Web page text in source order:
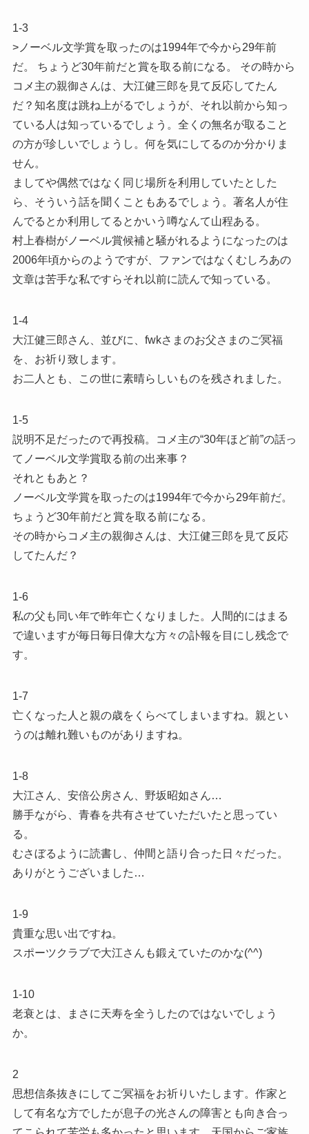
1-3
>ノーベル文学賞を取ったのは1994年で今から29年前
だ。 ちょうど30年前だと賞を取る前になる。 その時から
コメ主の親御さんは、大江健三郎を見て反応してたん
だ？知名度は跳ね上がるでしょうが、それ以前から知っ
ている人は知っているでしょう。全くの無名が取ること
の方が珍しいでしょうし。何を気にしてるのか分かりま
せん。
ましてや偶然ではなく同じ場所を利用していたとした
ら、そういう話を聞くこともあるでしょう。著名人が住
んでるとか利用してるとかいう噂なんて山程ある。
村上春樹がノーベル賞候補と騒がれるようになったのは
2006年頃からのようですが、ファンではなくむしろあの
文章は苦手な私ですらそれ以前に読んで知っている。
1-4
大江健三郎さん、並びに、fwkさまのお父さまのご冥福
を、お祈り致します。
お二人とも、この世に素晴らしいものを残されました。
1-5
説明不足だったので再投稿。コメ主の“30年ほど前”の話っ
てノーベル文学賞取る前の出来事？
それともあと？
ノーベル文学賞を取ったのは1994年で今から29年前だ。
ちょうど30年前だと賞を取る前になる。
その時からコメ主の親御さんは、大江健三郎を見て反応
してたんだ？
1-6
私の父も同い年で昨年亡くなりました。人間的にはまる
で違いますが毎日毎日偉大な方々の訃報を目にし残念で
す。
1-7
亡くなった人と親の歳をくらべてしまいますね。親とい
うのは離れ難いものがありますね。
1-8
大江さん、安倍公房さん、野坂昭如さん…
勝手ながら、青春を共有させていただいたと思ってい
る。
むさぼるように読書し、仲間と語り合った日々だった。
ありがとうございました…
1-9
貴重な思い出ですね。
スポーツクラブで大江さんも鍛えていたのかな(^^)
1-10
老衰とは、まさに天寿を全うしたのではないでしょう
か。
2
思想信条抜きにしてご冥福をお祈りいたします。作家と
して有名な方でしたが息子の光さんの障害とも向き合っ